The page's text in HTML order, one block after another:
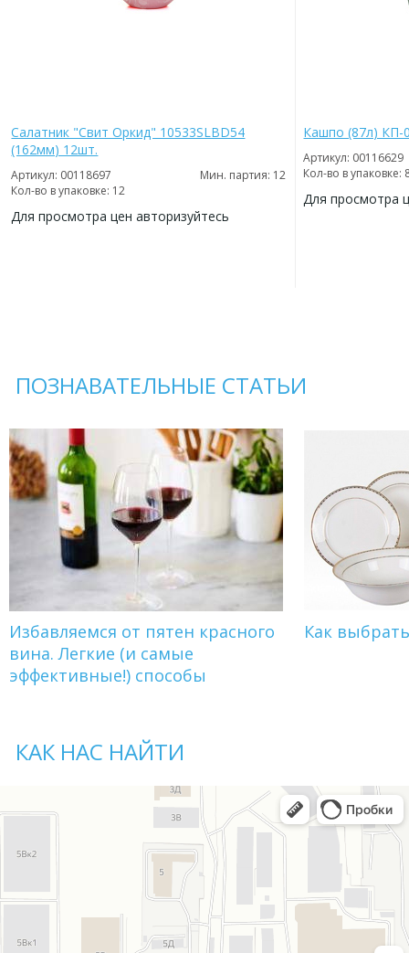
Салатник "Свит Оркид" 10533SLBD54
(162мм) 12шт.
Артикул: 00118697
Мин. партия: 12
Кол-во в упаковке: 12
Для просмотра цен авторизуйтесь
Кашпо (87л) КП-
Артикул: 00116629
Кол-во в упаковке:
Для просмотра
ПОЗНАВАТЕЛЬНЫЕ СТАТЬИ
Избавляемся от пятен красного
вина. Легкие (и самые
эффективные!) способы
Как
КАК НАС НАЙТИ